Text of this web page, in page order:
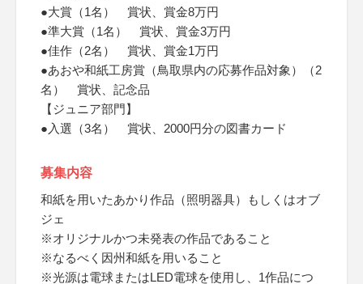
●大賞（1名） 賞状、賞金8万円
●準大賞（1名） 賞状、賞金3万円
●佳作（2名） 賞状、賞金1万円
●あおや和紙工房賞（鳥取県内の応募作品対象）（2
名） 賞状、記念品
【ジュニア部門】
●入選（3名） 賞状、2000円分の図書カード
募集内容
和紙を用いたあかり作品（照明器具）もしくはオブ
ジェ
※オリジナルかつ未発表の作品であること
※なるべく因州和紙を用いること
※光源は電球またはLED電球を使用し、1作品につ